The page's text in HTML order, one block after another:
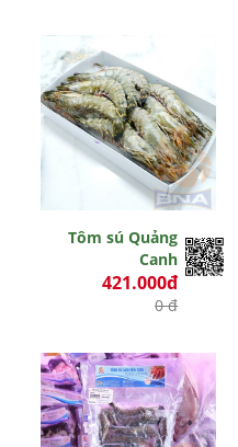
Tôm sú Quảng
Canh
421.000đ
0 đ